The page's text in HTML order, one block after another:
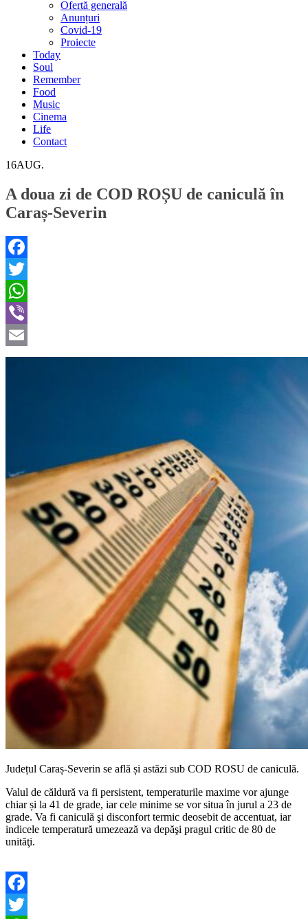
Ofertă generală
Anunțuri
Covid-19
Proiecte
Today
Soul
Remember
Food
Music
Cinema
Life
Contact
16AUG.
A doua zi de COD ROȘU de caniculă în
Caraș-Severin
Facebook
Twitter
WhatsApp
Viber
Email
Județul Caraș-Severin se află și astăzi sub COD ROSU de caniculă.
Valul de căldură va fi persistent, temperaturile maxime vor ajunge
chiar și la 41 de grade, iar cele minime se vor situa în jurul a 23 de
grade. Va fi caniculă şi disconfort termic deosebit de accentuat, iar
indicele temperatură umezează va depăşi pragul critic de 80 de
unităţi.
Facebook